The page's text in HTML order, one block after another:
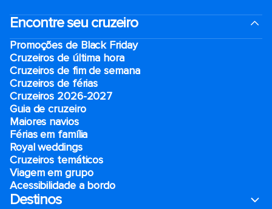
Encontre seu cruzeiro
Promoções de Black Friday
Cruzeiros de última hora
Cruzeiros de fim de semana
Cruzeiros de férias
Cruzeiros 2026-2027
Guia de cruzeiro
Maiores navios
Férias em família
Royal weddings
Cruzeiros temáticos
Viagem em grupo
Acessibilidade a bordo
Destinos